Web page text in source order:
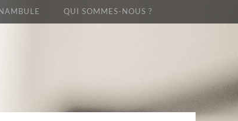
QUI SOMMES-NOUS ?